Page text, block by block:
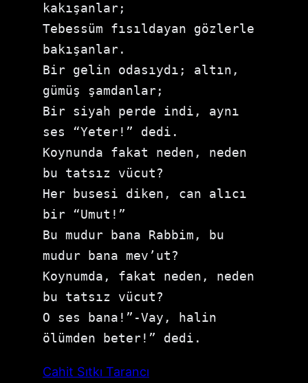
kakışanlar;
Tebessüm fısıldayan gözlerle
bakışanlar.
Bir gelin odasıydı; altın,
gümüş şamdanlar;
Bir siyah perde indi, aynı
ses “Yeter!” dedi.
Koynunda fakat neden, neden
bu tatsız vücut?
Her busesi diken, can alıcı
bir “Umut!”
Bu mudur bana Rabbim, bu
mudur bana mev’ut?
Koynumda, fakat neden, neden
bu tatsız vücut?
O ses bana!”-Vay, halin
ölümden beter!” dedi.
Cahit Sıtkı Tarancı